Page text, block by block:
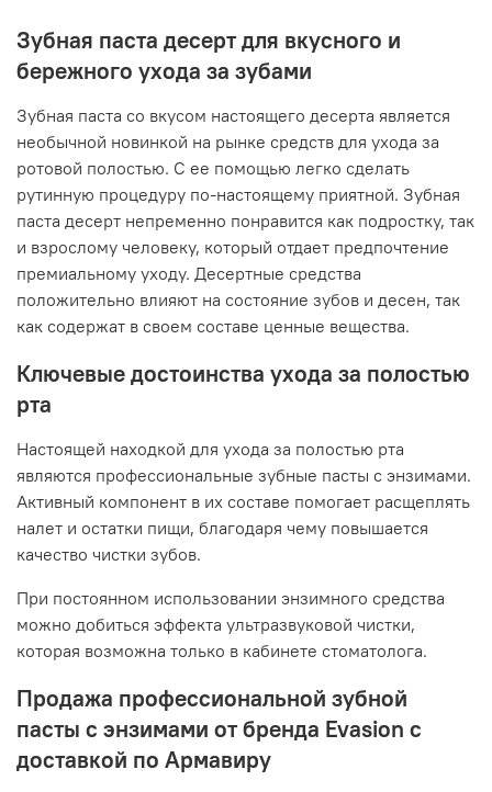
Зубная паста десерт для вкусного и
бережного ухода за зубами
Зубная паста со вкусом настоящего десерта является
необычной новинкой на рынке средств для ухода за
ротовой полостью. С ее помощью легко сделать
рутинную процедуру по-настоящему приятной. Зубная
паста десерт непременно понравится как подростку, так
и взрослому человеку, который отдает предпочтение
премиальному уходу. Десертные средства
положительно влияют на состояние зубов и десен, так
как содержат в своем составе ценные вещества.
Ключевые достоинства ухода за полостью
рта
Настоящей находкой для ухода за полостью рта
являются профессиональные зубные пасты с энзимами.
Активный компонент в их составе помогает расщеплять
налет и остатки пищи, благодаря чему повышается
качество чистки зубов.
При постоянном использовании энзимного средства
можно добиться эффекта ультразвуковой чистки,
которая возможна только в кабинете стоматолога.
Продажа профессиональной зубной
пасты с энзимами от бренда Evasion с
доставкой по Армавиру